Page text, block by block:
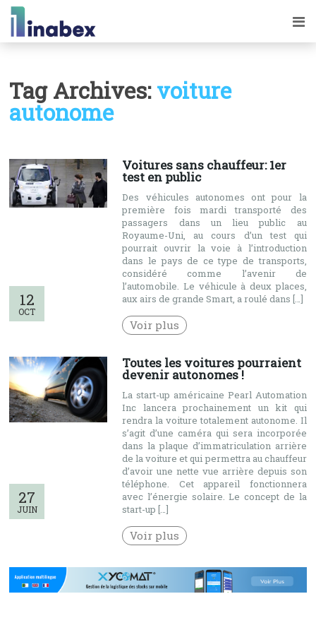
Tag Archives: voiture
autonome
12
OCT
Voitures sans chauffeur: 1er
test en public
Des véhicules autonomes ont pour la
première fois mardi transporté des
passagers dans un lieu public au
Royaume-Uni, au cours d’un test qui
pourrait ouvrir la voie à l’introduction
dans le pays de ce type de transports,
considéré comme l’avenir de
l’automobile. Le véhicule à deux places,
aux airs de grande Smart, a roulé dans […]
Voir plus
27
JUIN
Toutes les voitures pourraient
devenir autonomes !
La start-up américaine Pearl Automation
Inc lancera prochainement un kit qui
rendra la voiture totalement autonome. Il
s’agit d’une caméra qui sera incorporée
dans la plaque d’immatriculation arrière
de la voiture et qui permettra au chauffeur
d’avoir une nette vue arrière depuis son
téléphone. Cet appareil fonctionnera
avec l’énergie solaire. Le concept de la
start-up […]
Voir plus